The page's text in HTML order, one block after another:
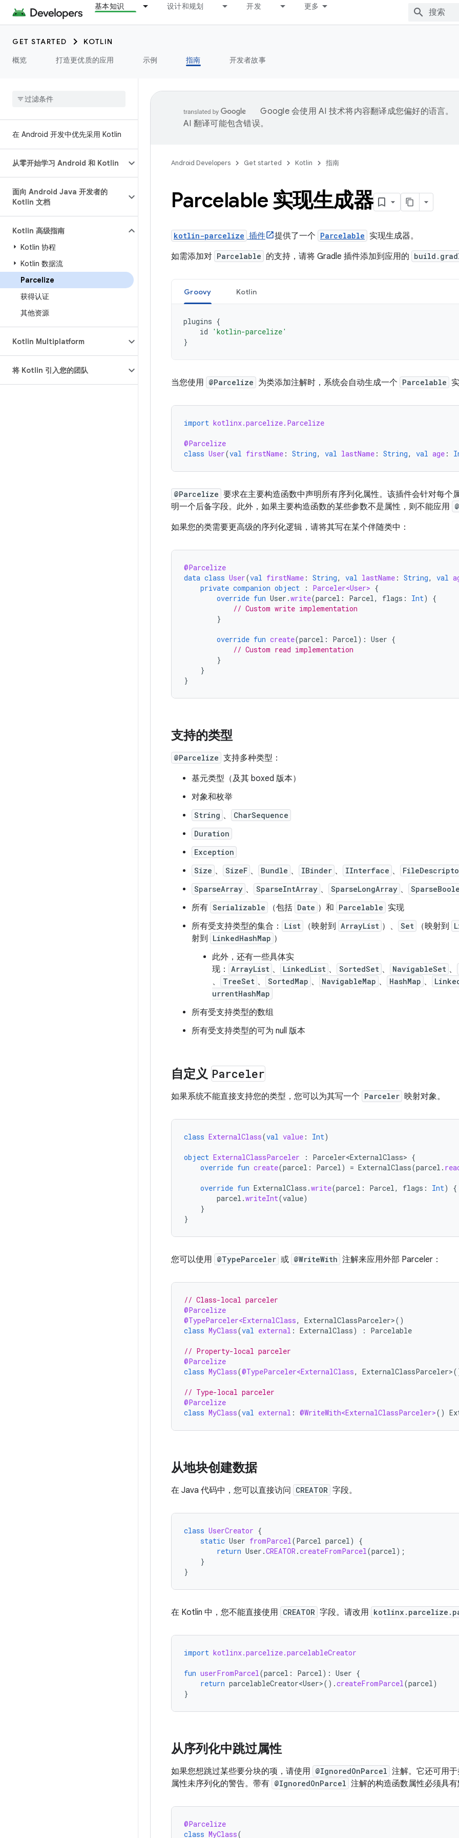
基本知识 设计和规划 开发 更多
GET STARTED
KOTLIN
概览
打造更优质的应用 示例 指南 开发者故事
在 Android 开发中优先采用 Kotlin
从零开始学习 Android 和 Kotlin
面向 Android Java 开发者的
Kotlin 文档
Kotlin 高级指南
Kotlin 协程
Kotlin 数据流
Parcelize
获得认证
其他资源
Kotlin Multiplatform
将 Kotlin 引入您的团队
Google 会使用 AI 技术将内容翻译成您偏好的语言。
AI 翻译可能包含错误。
Android Developers Get started Kotlin 指南
Parcelable 实现生成器
kotlin-parcelize 插件 提供了一个 Parcelable 实现生成器。
如需添加对 Parcelable 的支持，请将 Gradle 插件添加到应用的
Groovy Kotlin
plugins {
id
'kotlin-parcelize'
}
当您使用 @Parcelize 为类添加注解时，系统会自动生成一个 Parcelable
import kotlinx.parcelize.Parcelize
@Parcelize
class User(val firstName : String, val lastName : String, val age :
@Parcelize 要求在主要构造函数中声明所有序列化属性。该插件会针对每个
明一个后备字段。此外，如果主要构造函数的某些参数不是属性，则不能应用
如果您的类需要更高级的序列化逻辑，请将其写在某个伴随类中：
@Parcelize
data class User(val firstName : String, val lastName : String, val
private companion object : Parceler<User> {
override fun User .write(parcel : Parcel, flags : Int)
{
// Custom write implementation
}
override fun create(parcel : Parcel): User {
// Custom read implementation
}
}
}
支持的类型
@Parcelize 支持多种类型：
基元类型（及其 boxed 版本）
对象和枚举
String 、
CharSequence
Duration
Exception
Size 、 SizeF 、 Bundle 、 IBinder 、 IInterface 、
SparseArray 、 SparseIntArray 、 SparseLongArray 、
所有 Serializable （包括 Date ）和 Parcelable 实现
所有受支持类型的集合：
List （映射到 ArrayList ）、 Set （映射到
射到
LinkedHashMap ）
此外，还有一些具体实
现：
ArrayList 、 LinkedList 、 SortedSet 、 NavigableSet 、
、 TreeSet 、 SortedMap 、 NavigableMap 、 HashMap 、
urrentHashMap
所有受支持类型的数组
所有受支持类型的可为 null 版本
自定义 Parceler
如果系统不能直接支持您的类型，您可以为其写一个 Parceler 映射对象。
class ExternalClass(val value : Int)
object ExternalClassParceler : Parceler<ExternalClass> {
override fun create(parcel : Parcel) = ExternalClass(parcel .
override fun ExternalClass .write(parcel : Parcel, flags : Int)
{
parcel .writeInt(value)
}
}
您可以使用 @TypeParceler 或 @WriteWith 注解来应用外部 Parceler：
// Class-local parceler
@Parcelize
@TypeParceler<ExternalClass, ExternalClassParceler>()
class MyClass(val external : ExternalClass) : Parcelable
// Property-local parceler
@Parcelize
class MyClass(@TypeParceler<ExternalClass, ExternalClassParceler>
// Type-local parceler
@Parcelize
class MyClass(val external : @WriteWith<ExternalClassParceler>()
从地块创建数据
在 Java 代码中，您可以直接访问 CREATOR 字段。
class UserCreator {
static User fromParcel(Parcel parcel)
{
return User .CREATOR .createFromParcel(parcel);
}
}
在 Kotlin 中，您不能直接使用 CREATOR 字段。请改用
import kotlinx.parcelize.parcelableCreator
fun userFromParcel(parcel : Parcel): User {
return parcelableCreator<User>().createFromParcel(parcel)
}
从序列化中跳过属性
如果您想跳过某些要分块的项，请使用 @IgnoredOnParcel 注解。它还可用
属性未序列化的警告。带有 @IgnoredOnParcel 注解的构造函数属性必须具有
@Parcelize
class MyClass(